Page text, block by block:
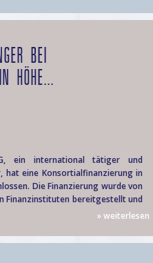
BEI
HÖHE...
ein international tätiger und
eine Konsortialfinanzierung in
Die Finanzierung wurde von
Finanzinstituten bereitgestellt und
» weiterlesen